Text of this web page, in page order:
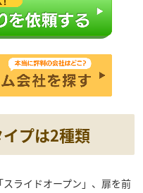
プは2種類
ライドオープン」、扉を前